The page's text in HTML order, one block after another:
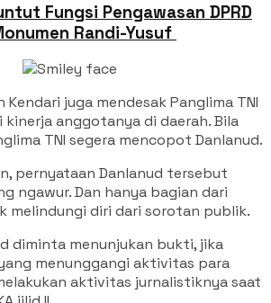
Fungsi Pengawasan DPRD
Randi-Yusuf
juga mendesak Panglima TNI
kinerja anggotanya di daerah. Bila
TNI segera mencopot Danlanud.
pernyataan Danlanud tersebut
ngawur. Dan hanya bagian dari
melindungi diri dari sorotan publik.
diminta menunjukan bukti, jika
menunggangi aktivitas para
aktivitas jurnalistiknya saat